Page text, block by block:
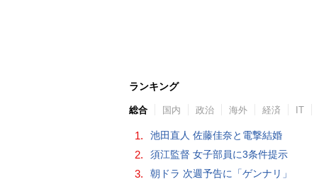
ランキング
総合 国内 政治 海外 経済 IT
1. 池田直人 佐藤佳奈と電撃結婚
2. 須江監督 女子部員に3条件提示
3. 朝ドラ 次週予告に「ゲンナリ」